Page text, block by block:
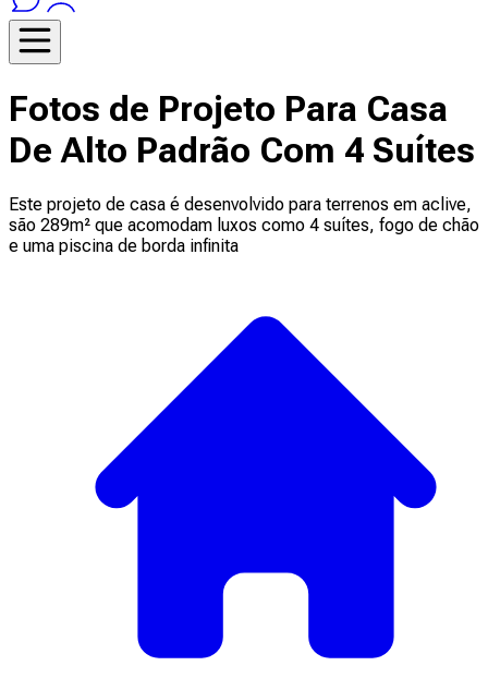
Fotos de Projeto Para Casa
De Alto Padrão Com 4 Suítes
Este projeto de casa é desenvolvido para terrenos em aclive,
são 289m² que acomodam luxos como 4 suítes, fogo de chão
e uma piscina de borda infinita